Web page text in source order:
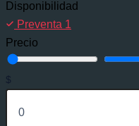
Disponibilidad
Preventa 1
Precio
$